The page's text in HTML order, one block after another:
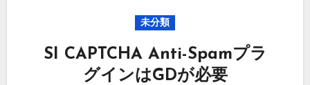
未分類
SI CAPTCHA Anti-Spamプラ
グインはGDが必要